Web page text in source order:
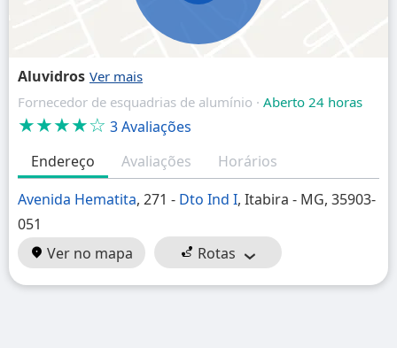
Aluvidros
Fornecedor de esquadrias de alumínio · Aberto 24 horas
★★★★☆ 3 Avaliações
Endereço
Avaliações
Horários
Avenida Hematita, 271 - Dto Ind I, Itabira - MG, 35903-
051
Ver no mapa
Rotas